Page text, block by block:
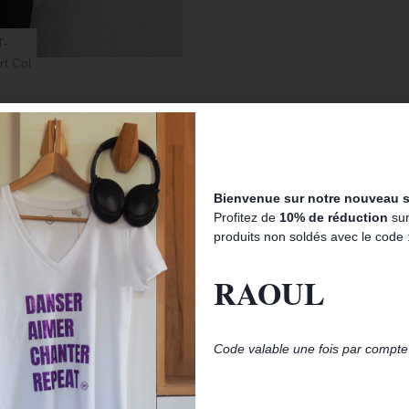
Description
romantique malgré leurs crimes. Ils étaient aussi violents que
fait buter, qu’un garage ou qu’une banque se fait braquer pour la
la féminité de votre silhouette. Sous une veste, il sera tout
Bienvenue sur notre nouveau
Profitez de 10% de réduction
produits non soldés avec le code :
RAOUL
Code valable une fois par compte